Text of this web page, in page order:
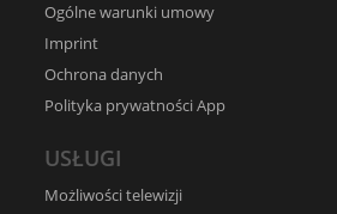
Ogólne warunki umowy
Imprint
Ochrona danych
Polityka prywatności App
USŁUGI
Możliwości telewizji